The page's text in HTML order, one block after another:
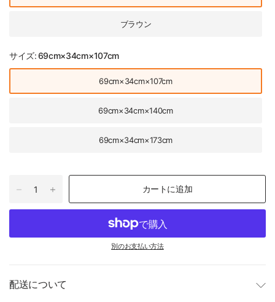
ブラウン
サイズ:69cm×34cm×107cm
69cm×34cm×107cm
69cm×34cm×140cm
69cm×34cm×173cm
カートに追加
別のお支払い方法
配送について